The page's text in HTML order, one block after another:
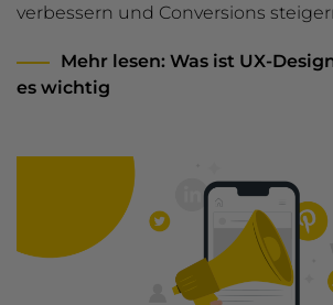
verbessern und Conversions
Mehr lesen: Was ist UX-
es wichtig